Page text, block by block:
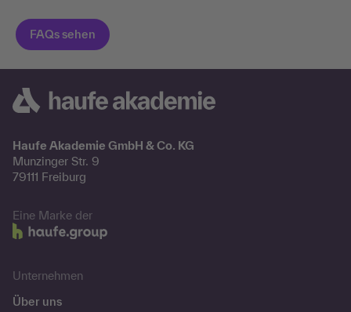
Haufe Akademie GmbH & Co. KG
Munzinger Str. 9
79111 Freiburg
Eine Marke der
Unternehmen
Über uns